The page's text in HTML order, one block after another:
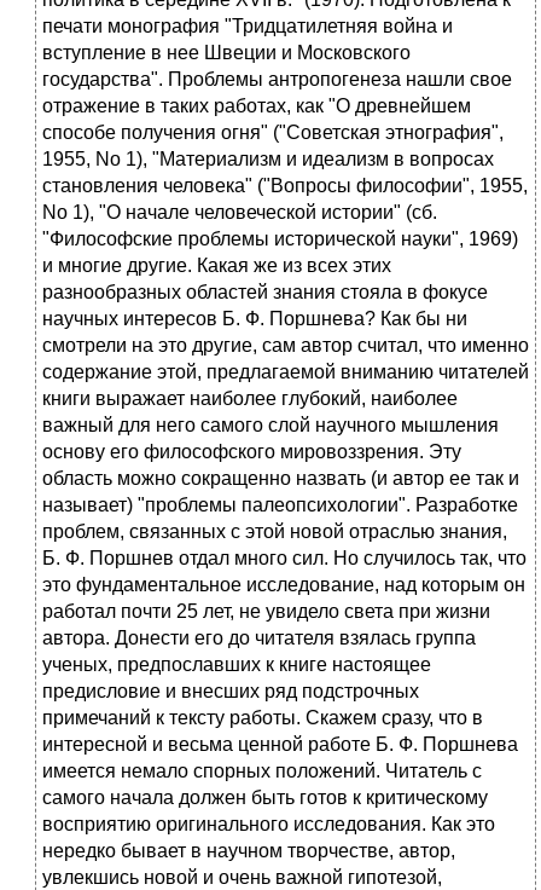
печати монография "Тридцатилетняя война и
вступление в нее Швеции и Московского
государства". Проблемы антропогенеза нашли свое
отражение в таких работах, как "О древнейшем
способе получения огня" ("Советская этнография",
1955, No 1), "Материализм и идеализм в вопросах
становления человека" ("Вопросы философии", 1955,
No 1), "О начале человеческой истории" (сб.
"Философские проблемы исторической науки", 1969)
и многие другие. Какая же из всех этих
разнообразных областей знания стояла в фокусе
научных интересов Б. Ф. Поршнева? Как бы ни
смотрели на это другие, сам автор считал, что именно
содержание этой, предлагаемой вниманию читателей
книги выражает наиболее глубокий, наиболее
важный для него самого слой научного мышления
основу его философского мировоззрения. Эту
область можно сокращенно назвать (и автор ее так и
называет) "проблемы палеопсихологии". Разработке
проблем, связанных с этой новой отраслью знания,
Б. Ф. Поршнев отдал много сил. Но случилось так, что
это фундаментальное исследование, над которым он
работал почти 25 лет, не увидело света при жизни
автора. Донести его до читателя взялась группа
ученых, предпославших к книге настоящее
предисловие и внесших ряд подстрочных
примечаний к тексту работы. Скажем сразу, что в
интересной и весьма ценной работе Б. Ф. Поршнева
имеется немало спорных положений. Читатель с
самого начала должен быть готов к критическому
восприятию оригинального исследования. Как это
нередко бывает в научном творчестве, автор,
увлекшись новой и очень важной гипотезой,